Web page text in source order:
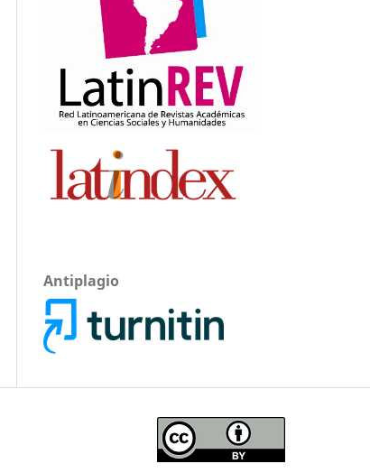
Antiplagio